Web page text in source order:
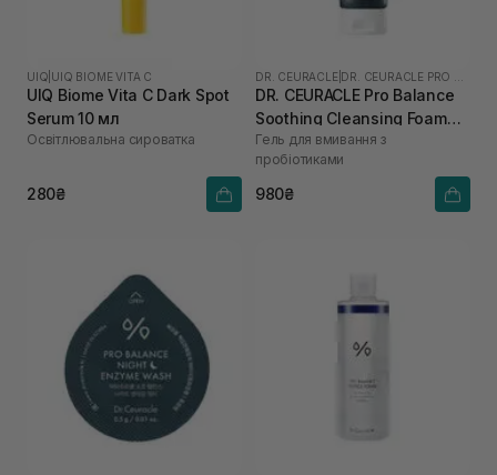
UIQ UIQ BIOME VITA C
UIQ Biome Vita C Dark Spot
Serum 10 мл
Освітлювальна сироватка
280₴
DR. CEURACLE
DR. CEURACLE Pro Balance
Soothing Cleansing Foam
150 мл
Гель для вмивання з
пробіотиками
980₴